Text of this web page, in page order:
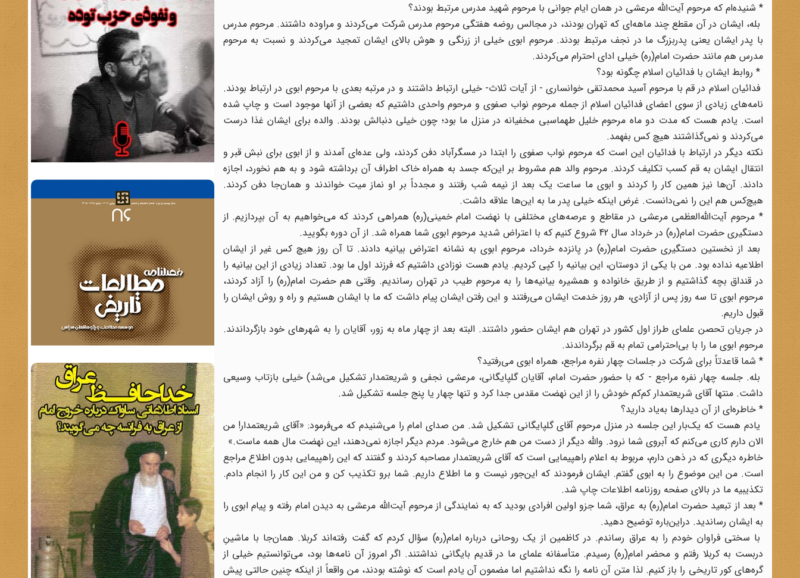
* شنیده‌ام که مرحوم آیت‌الله مرعشی در همان ایام جوانی با مرحوم شهید مدرس مرتبط بودند؟
بله، ایشان در آن مقطع چند ماهه‌ای که تهران بودند، در مجالس روضه هفتگی مرحوم مدرس شرکت می‌کردند و مراوده داشتند. مرحوم مدرس
با پدر ایشان یعنی پدربزرگ ما در نجف مرتبط بودند. مرحوم ابوی خیلی از زرنگی و هوش بالای ایشان تمجید می‌کردند و نسبت به مرحوم
مدرس هم مانند حضرت امام(ره) خیلی ادای احترام می‌کردند.
* روابط ایشان با فدائیان اسلام چگونه بود؟
فدائیان اسلام در قم با مرحوم آسید محمدتقی خوانساری - از آیات ثلاث- خیلی ارتباط داشتند و در مرتبه بعدی با مرحوم ابوی در ارتباط بودند.
نامه‌های زیادی از سوی اعضای فدائیان اسلام از جمله مرحوم نواب صفوی و مرحوم واحدی داشتیم که بعضی از آنها موجود است و چاپ شده
است. یادم هست که مدت دو ماه مرحوم خلیل طهماسبی مخفیانه در منزل ما بود؛ چون خیلی دنبالش بودند. والده برای ایشان غذا درست
می‌کردند و نمی‌گذاشتند هیچ کس بفهمد.
نکته دیگر در ارتباط با فدائیان این است که مرحوم نواب صفوی را ابتدا در مسگرآباد دفن کردند، ولی عده‌ای آمدند و از ابوی برای نبش قبر و
انتقال ایشان به قم کسب تکلیف کردند. مرحوم والد هم مشروط بر این‌که جسد به همراه خاک اطراف آن برداشته شود و به هم نخورد، اجازه
دادند. آن‌ها نیز همین کار را کردند و ابوی ما ساعت یک بعد از نیمه شب رفتند و مجدداً بر او نماز میت خواندند و همان‌جا دفن کردند.
هیچ‌کس هم این را نمی‌دانست. غرض اینکه خیلی پدر ما به این‌ها علاقه داشت.
* مرحوم آیت‌الله‌العظمی مرعشی در مقاطع و عرصه‌های مختلفی با نهضت امام خمینی(ره) همراهی کردند که می‌خواهیم به آن بپردازیم. از
دستگیری حضرت امام(ره) در خرداد سال 42 شروع کنیم که با اعتراض شدید مرحوم ابوی شما همراه شد. از آن دوره بگویید.
بعد از نخستین دستگیری حضرت امام(ره) در پانزده خرداد، مرحوم ابوی به نشانه اعتراض بیانیه دادند. تا آن روز هیچ کس غیر از ایشان
اطلاعیه نداده بود. من با یکی از دوستان، این بیانیه را کپی کردیم. یادم هست نوزادی داشتیم که فرزند اول ما بود. تعداد زیادی از این بیانیه را
در قنداق بچه گذاشتیم و از طریق خانواده و همشیره بیانیه‌ها را به مرحوم طیب در تهران رساندیم. وقتی هم حضرت امام(ره) را آزاد کردند،
مرحوم ابوی تا سه روز پس از آزادی، هر روز خدمت ایشان می‌رفتند و این رفتن ایشان پیام داشت که ما با ایشان هستیم و راه و روش ایشان را
قبول داریم.
در جریان تحصن علمای طراز اول کشور در تهران هم ایشان حضور داشتند. البته بعد از چهار ماه به زور، آقایان را به شهرهای خود بازگرداندند.
مرحوم ابوی ما را با بی‌احترامی تمام به قم برگرداندند.
* شما قاعدتاً برای شرکت در جلسات چهار نفره مراجع، همراه ابوی می‌رفتید؟
بله. جلسه چهار نفره مراجع - که با حضور حضرت امام، آقایان گلپایگانی، مرعشی نجفی و شریعتمدار تشکیل می‌شد) خیلی بازتاب وسیعی
داشت. منتها آقای شریعتمدار کم‌کم خودش را از این نهضت مقدس جدا کرد و تنها چهار یا پنج جلسه تشکیل شد.
* خاطره‌ای از آن دیدارها به‌یاد دارید؟
یادم هست که یک‌بار این جلسه در منزل مرحوم آقای گلپایگانی تشکیل شد. من صدای امام را می‌شنیدم که می‌فرمود: «آقای شریعتمدار! من
الان دارم کاری می‌کنم که آبروی شما نرود. والله دیگر از دست من هم خارج می‌شود. مردم دیگر اجازه نمی‌دهند، این نهضت مال همه ماست.»
خاطره دیگری که در ذهن دارم، مربوط به اعلام راهپیمایی است که آقای شریعتمدار مصاحبه کردند و گفتند که این راهپیمایی بدون اطلاع مراجع
است. من این موضوع را به ابوی گفتم. ایشان فرمودند که این‌جور نیست و ما اطلاع داریم. شما برو تکذیب کن و من این کار را انجام دادم.
تکذیبیه ما در بالای صفحه روزنامه اطلاعات چاپ شد.
* بعد از تبعید حضرت امام(ره) به عراق، شما جزو اولین افرادی بودید که به نمایندگی از مرحوم آیت‌الله مرعشی به دیدن امام رفته و پیام ابوی را
به ایشان رساندید. دراین‌باره توضیح دهید.
با سختی فراوان خودم را به عراق رساندم. در کاظمین از یک روحانی درباره امام(ره) سؤال کردم که گفت رفته‌اند کربلا. همان‌جا با ماشینِ
دربست به کربلا رفتم و محضر امام(ره) رسیدم. متأسفانه علمای ما در قدیم بایگانی نداشتند. اگر امروز آن نامه‌ها بود، ‌می‌توانستیم خیلی از
گره‌های کور تاریخی را باز کنیم. لذا متن آن نامه را نگه نداشتیم اما مضمون آن یادم است که نوشته بودند، من واقعاً از اینکه چنین حالتی پیش